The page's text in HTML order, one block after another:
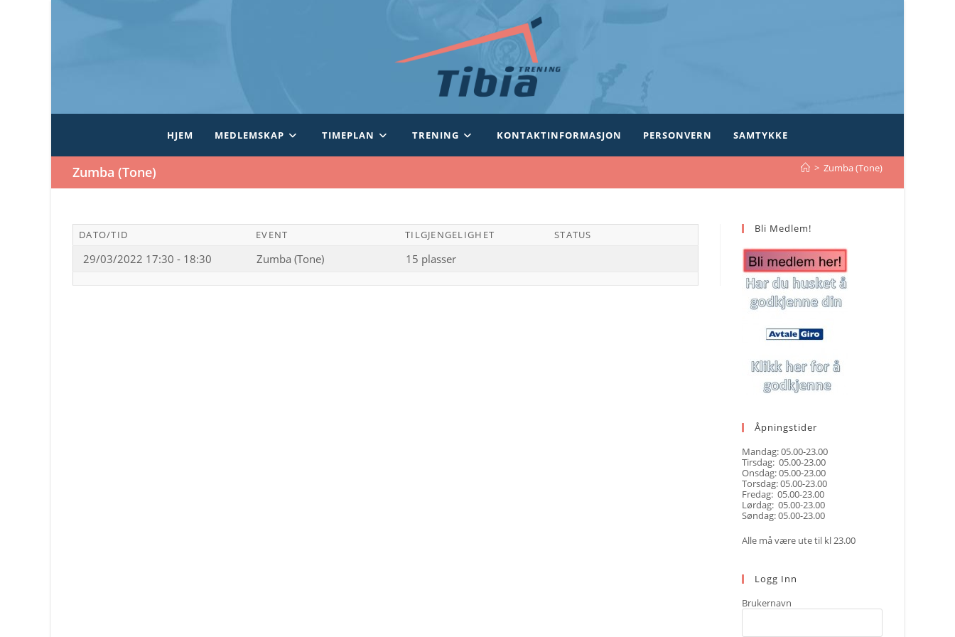
HJEM MEDLEMSKAP TIMEPLAN TRENING KONTAKTINFORMASJON PERSONVERN SAMTYKKE
Zumba (Tone) > Zumba (Tone)
DATO/TID EVENT TILGJENGELIGHET STATUS
29/03/2022 17:30 - 18:30 Zumba (Tone) 15 plasser
Bli Medlem!
Åpningstider
Mandag: 05.00-23.00
Tirsdag: 05.00-23.00
Onsdag: 05.00-23.00
Torsdag: 05.00-23.00
Fredag: 05.00-23.00
Lørdag: 05.00-23.00
Søndag: 05.00-23.00
Alle må være ute til kl 23.00
Logg Inn
Brukernavn